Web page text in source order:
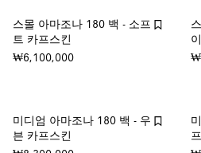
스몰 아마조나 180 백 - 소프
트 카프스킨
₩6,100,000
미디엄 아마조나 180 백 - 우
븐 카프스킨